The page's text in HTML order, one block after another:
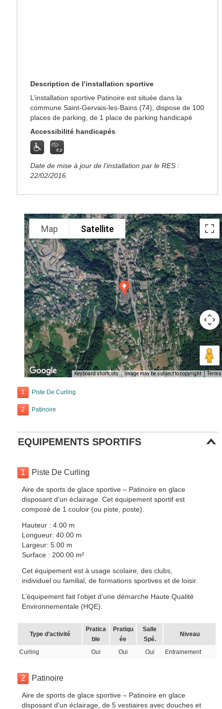
Description de l’installation sportive
L’installation sportive Patinoire est située dans la
commune Saint-Gervais-les-Bains (74), dispose de 100
places de parking, de 1 place de parking handicapé
Accessibilité handicapés
Date de mise à jour de l’installation par le RES :
22/02/2016
Map Satellite
Keyboard shortcuts Image may be subject to copyright Terms
1 Piste De Curling
2 Patinoire
EQUIPEMENTS SPORTIFS
1 Piste De Curling
Aire de sports de glace sportive – Patinoire en glace
disposant d’un éclairage. Cet équipement sportif est
composé de 1 couloir (ou piste, poste).
Hauteur : 4.00 m
Longueur: 40.00 m
Largeur: 5.00 m
Surface : 200.00 m²
Cet équipement est à usage scolaire, des clubs,
individuel ou familial, de formations sportives et de loisir.
L’équipement fait l’objet d’une démarche Haute Qualité
Environnementale (HQE).
Type d’activité
Pratica
ble
Pratiqu
ée
Salle
Spé.
Niveau
Curling Oui Oui Oui Entrainement
2 Patinoire
Aire de sports de glace sportive – Patinoire en glace
disposant d’un éclairage, de 5 vestiaires avec douches et